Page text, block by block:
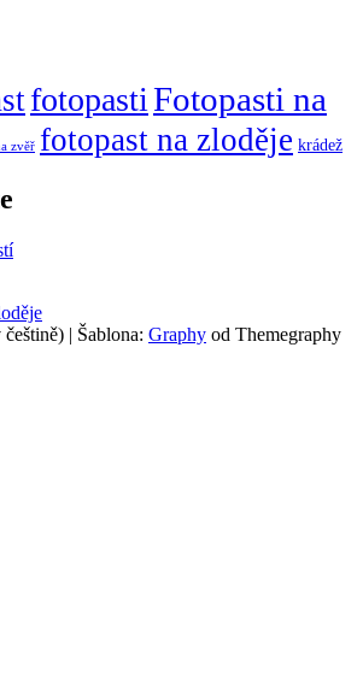
fotopastiFotopasti na
zvěř fotopast na zloděje krádež
češtině) | Šablona: Graphy od Themegraphy